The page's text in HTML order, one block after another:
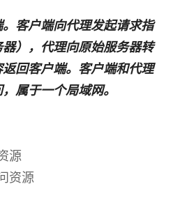
客户端向代理发起请求指
），代理向原始服务器转
回客户端。客户端和代理
属于一个局域网。
源
资源